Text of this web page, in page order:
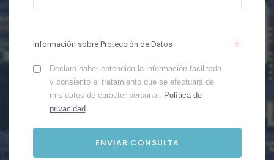
Información sobre Protección de Datos
Declaro haber entendido la información facilitada
y consiento el tratamiento que se efectuará de
mis datos de carácter personal. Política de
privacidad.